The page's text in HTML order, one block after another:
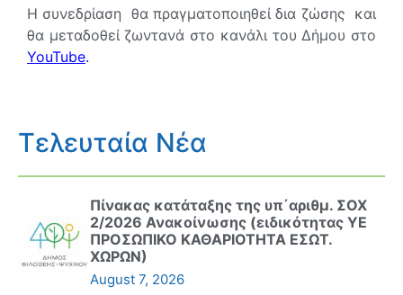
Η συνεδρίαση θα πραγματοποιηθεί δια ζώσης και
θα μεταδοθεί ζωντανά στο κανάλι του Δήμου στο
YouTube.
Τελευταία Νέα
Πίνακας κατάταξης της υπ΄αριθμ. ΣΟΧ
2/2026 Ανακοίνωσης (ειδικότητας ΥΕ
ΠΡΟΣΩΠΙΚΟ ΚΑΘΑΡΙΟΤΗΤΑ ΕΣΩΤ.
ΧΩΡΩΝ)
August 7, 2026